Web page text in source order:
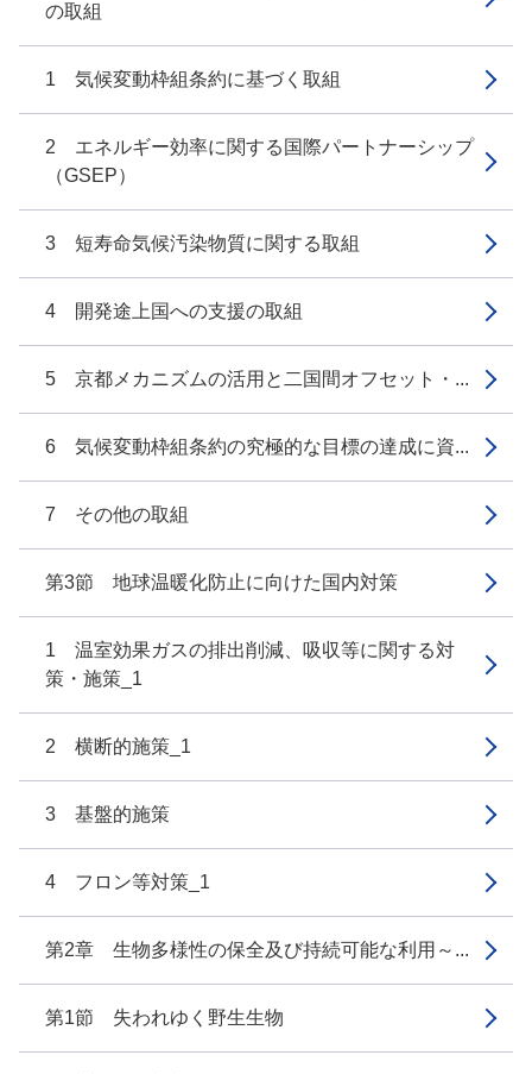
の取組
1 気候変動枠組条約に基づく取組
2 エネルギー効率に関する国際パートナーシップ
（GSEP）
3 短寿命気候汚染物質に関する取組
4 開発途上国への支援の取組
5 京都メカニズムの活用と二国間オフセット・...
6 気候変動枠組条約の究極的な目標の達成に資...
7 その他の取組
第3節 地球温暖化防止に向けた国内対策
1 温室効果ガスの排出削減、吸収等に関する対
策・施策_1
2 横断的施策_1
3 基盤的施策
4 フロン等対策_1
第2章 生物多様性の保全及び持続可能な利用～...
第1節 失われゆく野生生物